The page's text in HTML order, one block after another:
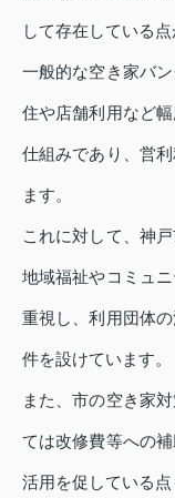
して存在している点
一般的な空き家バ
住や店舗利用など
仕組みであり、営
ます。
これに対して、神
地域福祉やコミュ
重視し、利用団体
件を設けています。
また、市の空き家
ては改修費等への
活用を促している点